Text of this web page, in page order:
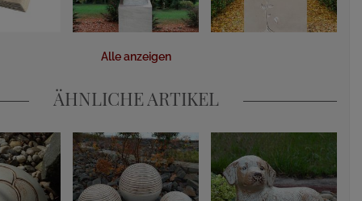
Alle anzeigen
ÄHNLICHE ARTIKEL